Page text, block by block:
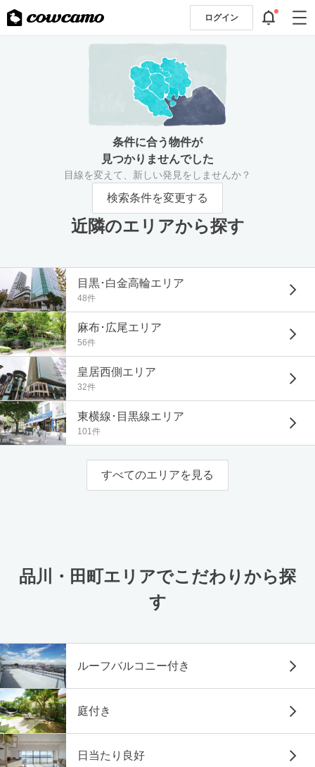
ログイン
条件に合う物件が
見つかりませんでした
目線を変えて、新しい発見をしませんか？
検索条件を変更する
近隣のエリアから探す
目黒･白金高輪エリア
48件
麻布･広尾エリア
56件
皇居西側エリア
32件
東横線･目黒線エリア
101件
すべてのエリアを見る
品川・田町エリアでこだわりから探
す
ルーフバルコニー付き
庭付き
日当たり良好